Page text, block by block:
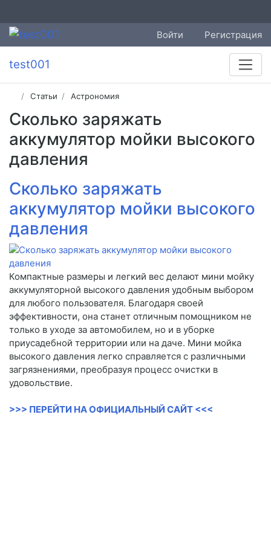
Войти Регистрация
test001
Статьи Астрономия
Сколько заряжать
аккумулятор мойки высокого
давления
Сколько заряжать
аккумулятор мойки высокого
давления
Компактные размеры и легкий вес делают мини мойку
аккумуляторной высокого давления удобным выбором
для любого пользователя. Благодаря своей
эффективности, она станет отличным помощником не
только в уходе за автомобилем, но и в уборке
приусадебной территории или на даче. Мини мойка
высокого давления легко справляется с различными
загрязнениями, преобразуя процесс очистки в
удовольствие.
>>> ПЕРЕЙТИ НА ОФИЦИАЛЬНЫЙ САЙТ <<<